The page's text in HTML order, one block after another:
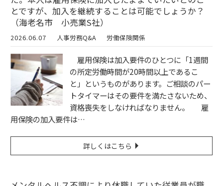
とですが、加入を継続することは可能でしょうか？
（海老名市 小売業S社）
2026.06.07 人事労務Q&A 労働保険関係
雇用保険は加入要件のひとつに「1週間
の所定労働時間が20時間以上であるこ
と」というものがあります。ご相談のパー
トタイマーはその要件を満たさないため、
資格喪失をしなければなりません。 雇
用保険の加入要件は…
詳しくはこちら